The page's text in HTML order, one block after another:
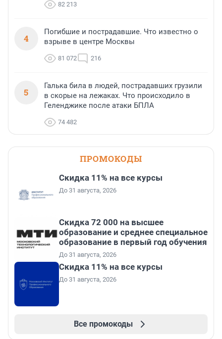
82 213
4
Погибшие и пострадавшие. Что известно о
взрыве в центре Москвы
81 072 216
5
Галька била в людей, пострадавших грузили
в скорые на лежаках. Что происходило в
Геленджике после атаки БПЛА
74 482
ПРОМОКОДЫ
Скидка 11% на все курсы
До 31 августа, 2026
Скидка 72 000 на высшее
образование и среднее специальное
образование в первый год обучения
До 31 августа, 2026
Скидка 11% на все курсы
До 31 августа, 2026
Все промокоды